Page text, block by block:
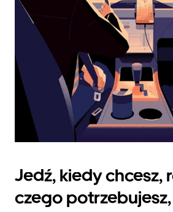
kalendarz.
Jedź, kiedy chcesz,
czego